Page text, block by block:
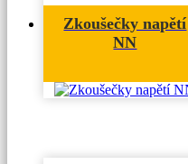
Zkoušečky napětí
NN